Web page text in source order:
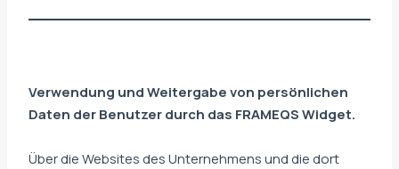
Verwendung und Weitergabe von persönlichen
Daten der Benutzer durch das FRAMEQS Widget.
Über die Websites des Unternehmens und die dort